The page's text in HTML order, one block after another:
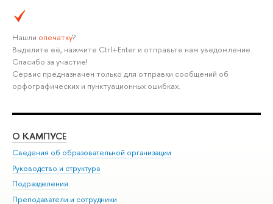
Нашли опечатку?
Выделите её, нажмите Ctrl+Enter и отправьте нам уведомление.
Спасибо за участие!
Сервис предназначен только для отправки сообщений об
орфографических и пунктуационных ошибках.
О КАМПУСЕ
Сведения об образовательной организации
Руководство и структура
Подразделения
Преподаватели и сотрудники